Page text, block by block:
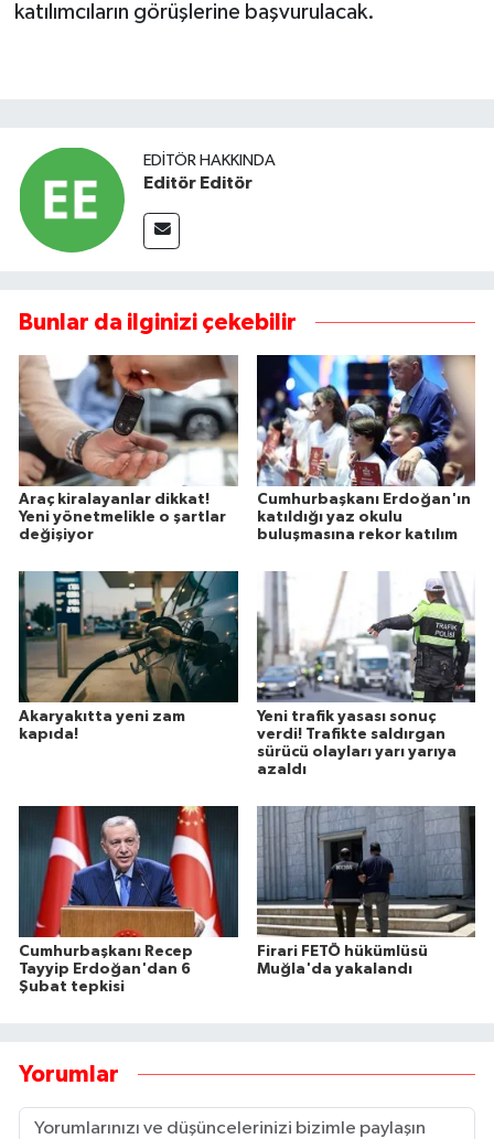
katılımcıların görüşlerine başvurulacak.
EDITÖR HAKKINDA
Editör Editör
Bunlar da ilginizi çekebilir
Araç kiralayanlar dikkat!
Yeni yönetmelikle o şartlar
değişiyor
Cumhurbaşkanı Erdoğan'ın
katıldığı yaz okulu
buluşmasına rekor katılım
Akaryakıtta yeni zam
kapıda!
Yeni trafik yasası sonuç
verdi! Trafikte saldırgan
sürücü olayları yarı yarıya
azaldı
Cumhurbaşkanı Recep
Tayyip Erdoğan'dan 6
Şubat tepkisi
Firari FETÖ hükümlüsü
Muğla'da yakalandı
Yorumlar